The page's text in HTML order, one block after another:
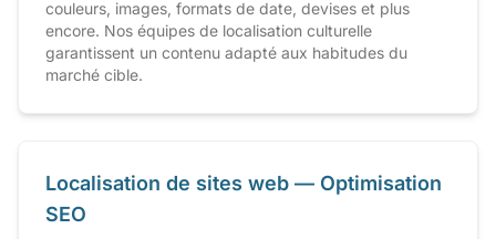
couleurs, images, formats de date, devises et plus
encore. Nos équipes de localisation culturelle
garantissent un contenu adapté aux habitudes du
marché cible.
Localisation de sites web — Optimisation
SEO